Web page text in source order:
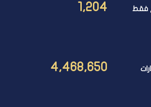
فقط 1,204
4,468,650